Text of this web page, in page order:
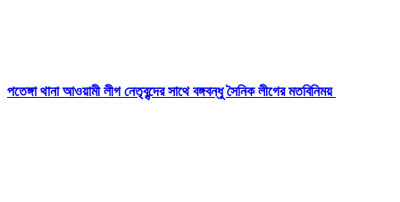
পতেঙ্গা থানা আওয়ামী লীগ নেতৃবৃন্দের সাথে বঙ্গবন্ধু সৈনিক লীগের মতবিনিময়